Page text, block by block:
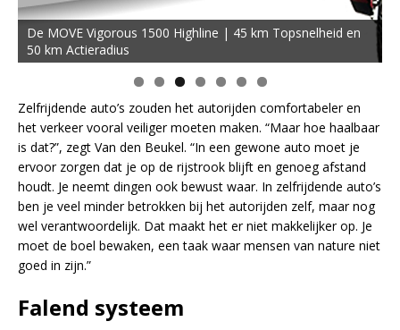
De MOVE Vigorous 1500 Highline | 45 km Topsnelheid en
50 km Actieradius
Zelfrijdende auto’s zouden het autorijden comfortabeler en
het verkeer vooral veiliger moeten maken. “Maar hoe haalbaar
is dat?”, zegt Van den Beukel. “In een gewone auto moet je
ervoor zorgen dat je op de rijstrook blijft en genoeg afstand
houdt. Je neemt dingen ook bewust waar. In zelfrijdende auto’s
ben je veel minder betrokken bij het autorijden zelf, maar nog
wel verantwoordelijk. Dat maakt het er niet makkelijker op. Je
moet de boel bewaken, een taak waar mensen van nature niet
goed in zijn.”
Falend systeem